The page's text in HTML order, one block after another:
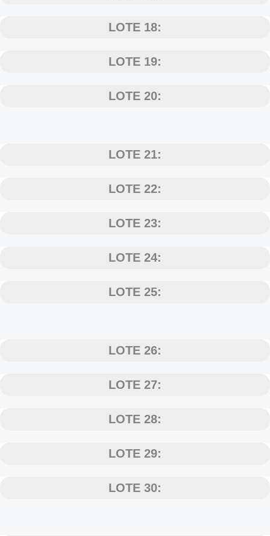
LOTE 18:
LOTE 19:
LOTE 20:
LOTE 21:
LOTE 22:
LOTE 23:
LOTE 24:
LOTE 25:
LOTE 26:
LOTE 27:
LOTE 28:
LOTE 29:
LOTE 30: